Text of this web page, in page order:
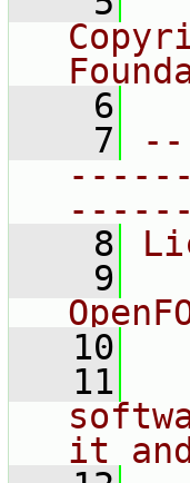
    6
    7
    8
    9
   10
   11
it